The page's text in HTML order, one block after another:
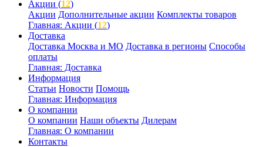
Акции (12)
Акции Дополнительные акции Комплекты товаров
Главная: Акции (12)
Доставка
Доставка Москва и МО Доставка в регионы Способы
оплаты
Главная: Доставка
Информация
Статьи Новости Помощь
Главная: Информация
О компании
О компании Наши объекты Дилерам
Главная: О компании
Контакты